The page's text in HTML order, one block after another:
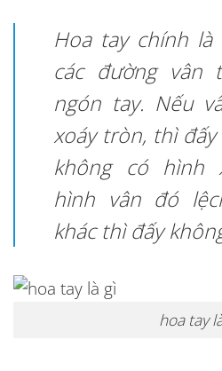
Hoa tay chính
các đường vân
ngón tay. Nếu
xoáy tròn, thì
không có hình
hình vân đó
khác thì đấy
hoa tay